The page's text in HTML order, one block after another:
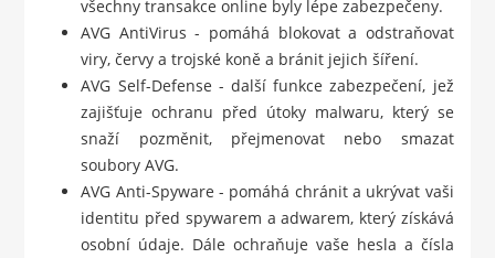
všechny transakce online byly lépe zabezpečeny.
AVG AntiVirus - pomáhá blokovat a odstraňovat
viry, červy a trojské koně a bránit jejich šíření.
AVG Self-Defense - další funkce zabezpečení, jež
zajišťuje ochranu před útoky malwaru, který se
snaží pozměnit, přejmenovat nebo smazat
soubory AVG.
AVG Anti-Spyware - pomáhá chránit a ukrývat vaši
identitu před spywarem a adwarem, který získává
osobní údaje. Dále ochraňuje vaše hesla a čísla